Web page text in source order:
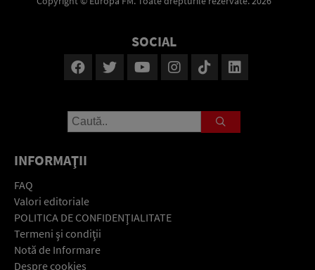
SOCIAL
INFORMAŢII
FAQ
Valori editoriale
POLITICA DE CONFIDENŢIALITATE
Termeni şi condiţii
Notă de Informare
Despre cookies